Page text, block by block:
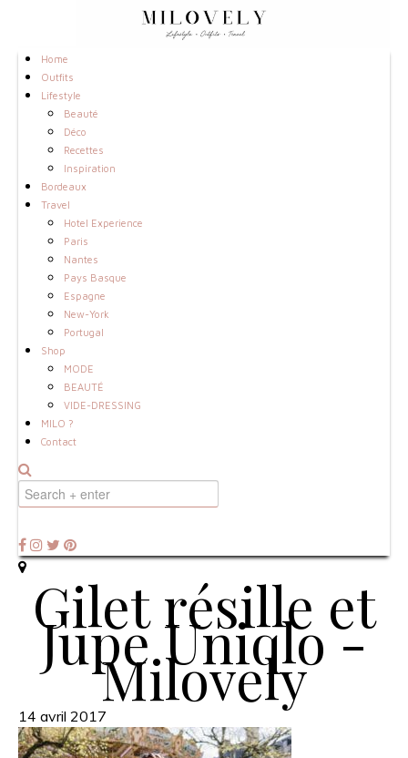
Home
Outfits
Lifestyle
Beauté
Déco
Recettes
Inspiration
Bordeaux
Travel
Hotel Experience
Paris
Nantes
Pays Basque
Espagne
New-York
Portugal
Shop
MODE
BEAUTÉ
VIDE-DRESSING
MILO ?
Contact
Gilet résille et
Jupe Uniqlo -
Milovely
14 avril 2017